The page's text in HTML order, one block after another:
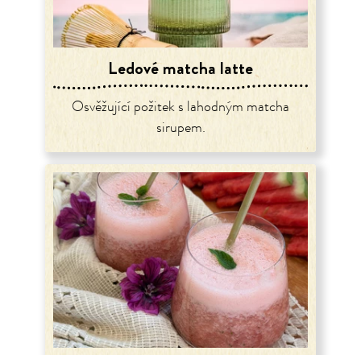
Ledové matcha latte
Osvěžující požitek s lahodným matcha
sirupem.